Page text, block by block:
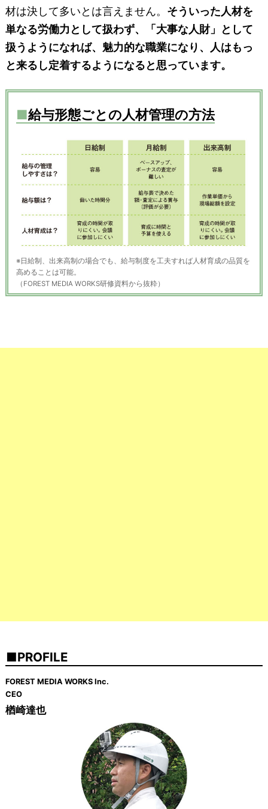
材は決して多いとは言えません。 そういった人材を
単なる労働力として扱わず、「大事な人財」として
扱うようになれば、魅力的な職業になり、人はもっ
と来るし定着するようになると思っています。
■給与形態ごとの人材管理の方法
※日給制、出来高制の場合でも、給与制度を工夫すれば人材育成の品質を
高めることは可能。
（FOREST MEDIA WORKS研修資料から抜粋）
PROFILE
FOREST MEDIA WORKS Inc.
CEO
楢崎達也